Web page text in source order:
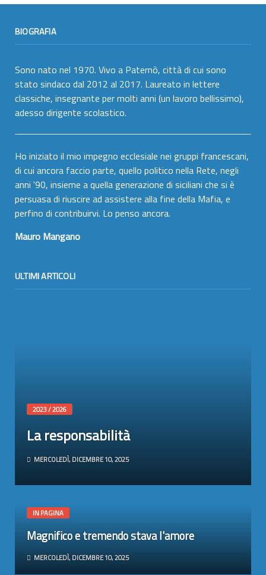
BIOGRAFIA
Sono nato nel 1970. Vivo a Paternò, città di cui sono
stato sindaco dal 2012 al 2017. Laureato in lettere
classiche, insegnante per molti anni (un lavoro bellissimo),
adesso dirigente scolastico.
Ho iniziato il mio impegno ecclesiale nei gruppi francescani,
di cui ancora faccio parte, quello politico nella Rete, negli
anni '90, insieme a quella generazione di siciliani che si è
persuasa di riuscire ad assistere alla fine della Mafia, e
perfino di contribuirvi. Lo penso ancora.
Mauro Mangano
ULTIMI ARTICOLI
2023 / 2026
La responsabilità
MERCOLEDÌ, DICEMBRE 10, 2025
IN PAGINA
Magnifico e tremendo stava l'amore
MERCOLEDÌ, DICEMBRE 10, 2025